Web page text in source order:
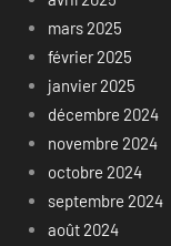
mars 2025
février 2025
janvier 2025
décembre 2024
novembre 2024
octobre 2024
septembre 2024
août 2024